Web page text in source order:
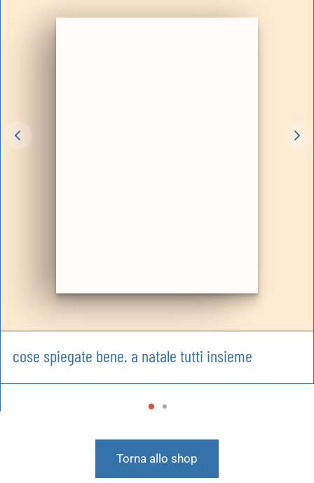
cose spiegate bene. a natale tutti insieme
Torna allo shop